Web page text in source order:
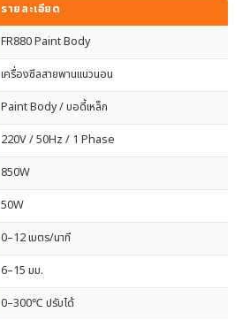
รายละเอียด
FR880 Paint Body
เครื่องซีลสายพานแนวนอน
Paint Body / บอดี้เหล็ก
220V / 50Hz / 1 Phase
850W
50W
0–12 เมตร/นาที
6–15 มม.
0–300℃ ปรับได้